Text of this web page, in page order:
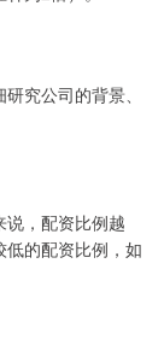
究公司的背景、
，配资比例越
的配资比例，如